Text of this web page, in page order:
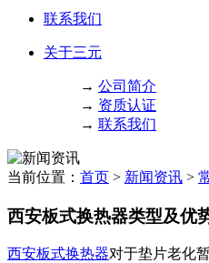
联系我们
关于三元
→ 公司简介
→ 资质认证
→ 联系我们
当前位置： 首页 > 新闻资讯 >
西安板式换热器类型及优
西安板式换热器对于垫片老化